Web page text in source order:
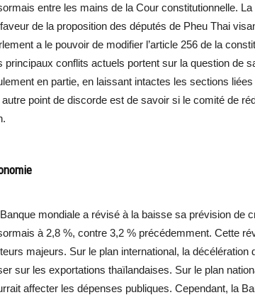
entre les mains de la Cour constitutionnelle.
de la proposition des députés de Pheu Thai
a le pouvoir de modifier l’article 256 de la
principaux conflits actuels portent sur la question de
en partie, en laissant intactes les sections
autre point de discorde est de savoir si le comité de
mondiale a révisé à la baisse sa prévision de
à 2,8 %, contre 3,2 % précédemment. Cette
majeurs. Sur le plan international, la
sur les exportations thaïlandaises. Sur le plan
affecter les dépenses publiques. Cependant, la